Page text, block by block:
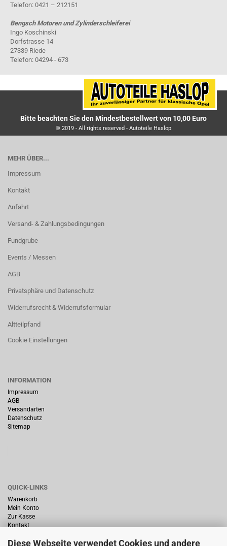
Diese Webseite verwendet Cookies und andere
Telefon: 0421 – 212151
Bengsch Motoren und Zylinderschleiferei
Ingo Koschinski
Dorfstrasse 14
27339 Riede
Telefon: 04294 - 673
Bitte beachten Sie den Mindestbestellwert von 10,00 Euro
© 2019 - All rights reserved - Autoteile Haslop
MEHR ÜBER...
Impressum
Kontakt
Anfahrt
Versand- & Zahlungsbedingungen
Fundgrube
Events / Messen
AGB
Privatsphäre und Datenschutz
Widerrufsrecht & Widerrufsformular
Altteilpfand
Cookie Einstellungen
INFORMATION
Impressum
AGB
Versandarten
Datenschutz
Sitemap
QUICK-LINKS
Warenkorb
Mein Konto
Zur Kasse
Kontakt